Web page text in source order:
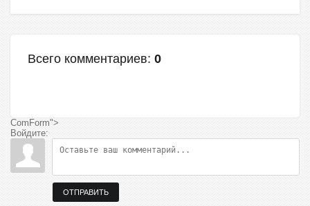
Всего комментариев: 0
ComForm">
Войдите:
ОТПРАВИТЬ